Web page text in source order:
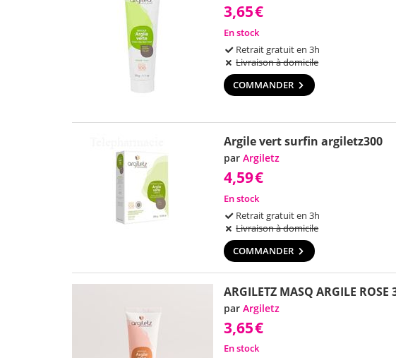
3,65€
En stock
Retrait gratuit en 3h
Livraison à domicile
COMMANDER
Argile vert surfin argiletz300
par Argiletz
4,59€
En stock
Retrait gratuit en 3h
Livraison à domicile
COMMANDER
ARGILETZ MASQ ARGILE ROSE
par Argiletz
3,65€
En stock